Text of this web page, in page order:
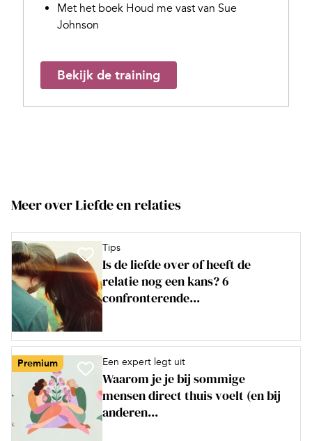
Met het boek Houd me vast van Sue
Johnson
Bekijk de training
Meer over Liefde en relaties
Tips
Is de liefde over of heeft de
relatie nog een kans? 6
confronterende...
Premium Een expert legt uit
Waarom je je bij sommige
mensen direct thuis voelt (en bij
anderen...